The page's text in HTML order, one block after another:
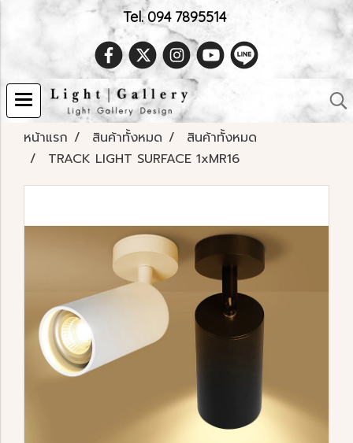
Tel. 094 7895514
หน้าแรก สินค้าทั้งหมด
สินค้าทั้งหมด
TRACK LIGHT SURFACE 1xMR16